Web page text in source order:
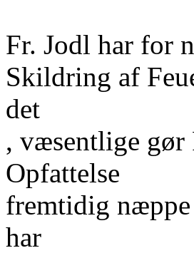
Fr. Jodl har for
Skildring af
det
, væsentlige gør
Opfattelse
fremtidig
har